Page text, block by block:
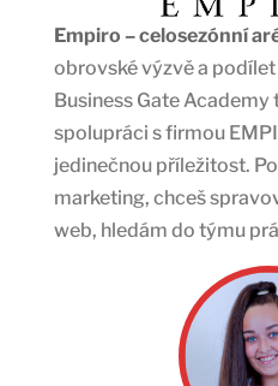
Empiro – celosezónní
obrovské výzvě a
Business Gate Academy
spolupráci s firmou
jedinečnou příležitost.
marketing, chceš
web, hledám do týmu